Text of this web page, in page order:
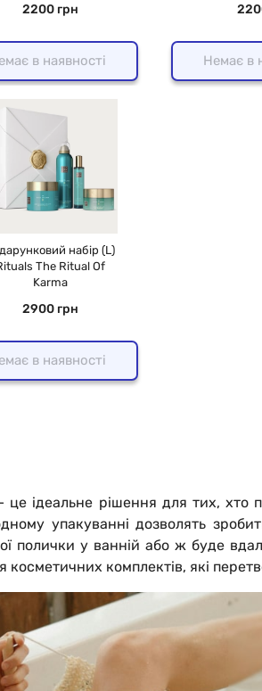
2200 грн
в наявності Немає в
набір (L)
The Ritual Of
Karma
2900 грн
в наявності
це ідеальне рішення для тих,
упакуванні дозволять
полички у ванній або ж буде
комплектів, які